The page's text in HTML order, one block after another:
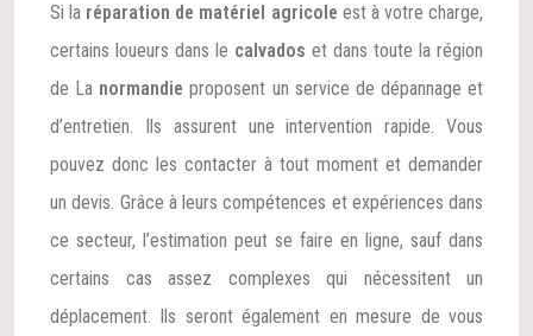
Si la réparation de matériel agricole est à votre charge,
certains loueurs dans le calvados et dans toute la région
de La normandie proposent un service de dépannage et
d’entretien. Ils assurent une intervention rapide. Vous
pouvez donc les contacter à tout moment et demander
un devis. Grâce à leurs compétences et expériences dans
ce secteur, l’estimation peut se faire en ligne, sauf dans
certains cas assez complexes qui nécessitent un
déplacement. Ils seront également en mesure de vous